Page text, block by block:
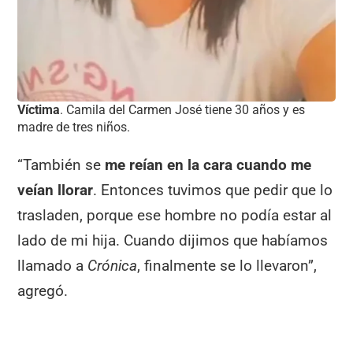
Víctima. Camila del Carmen José tiene 30 años y es
madre de tres niños.
“También se me reían en la cara cuando me
veían llorar. Entonces tuvimos que pedir que lo
trasladen, porque ese hombre no podía estar al
lado de mi hija. Cuando dijimos que habíamos
llamado a Crónica, finalmente se lo llevaron”,
agregó.